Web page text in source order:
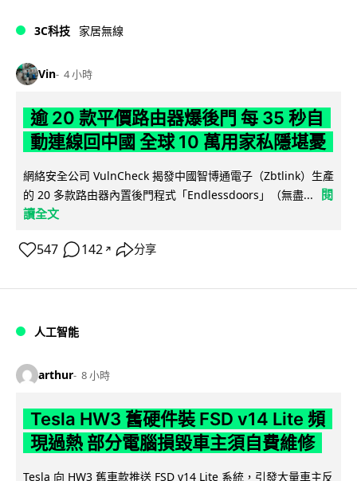
3C科技 家居無線
Vin 4 小時
逾 20 款平價路由器爆後門 每 35 秒自
動連線回中國 全球 10 萬用家私隱堪憂
網絡安全公司 VulnCheck 揭發中國智博通電子（Zbtlink）生產
的 20 多款路由器內置後門程式「Endlessdoors」（無盡...
閱
讀全文
547 142 ↗ 分享
人工智能
arthur 8 小時
Tesla HW3 舊硬件裝 FSD v14 Lite 頻
現過熱 部分電腦損毀車主須自費維修
Tesla 向 HW3 舊車款推送 FSD v14 Lite 系統，引發大量車主反